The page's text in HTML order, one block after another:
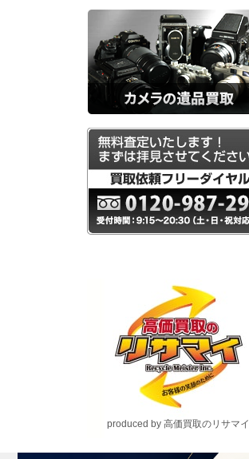
produced by 高価買取のリサマイ